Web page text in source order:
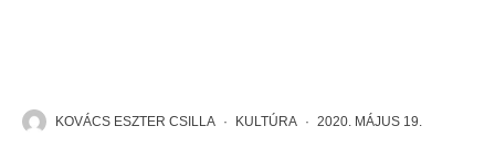
KOVÁCS ESZTER CSILLA · KULTÚRA · 2020. MÁJUS 19.